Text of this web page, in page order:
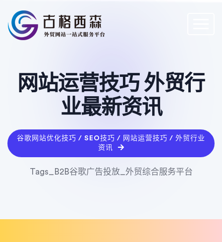
网站运营技巧 外贸行
业最新资讯
谷歌网站优化技巧 / SEO技巧 / 网站运营技巧 / 外贸行业
资讯
Tags_B2B谷歌广告投放_外贸综合服务平台